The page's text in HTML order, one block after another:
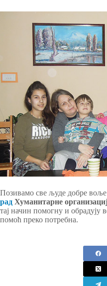
Позивамо све људе добре
рад Хуманитарне
тај начин помогну и обрадују
помоћ преко потребна.